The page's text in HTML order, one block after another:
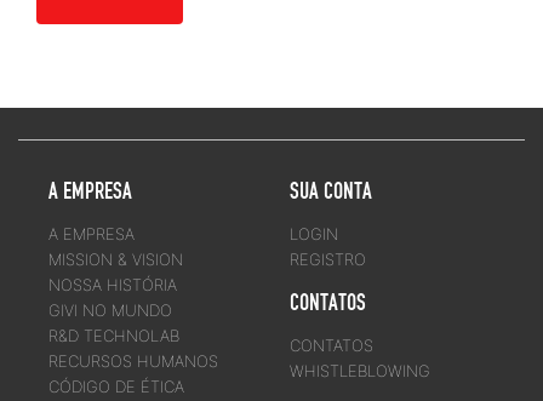
A EMPRESA
A EMPRESA
MISSION & VISION
NOSSA HISTÓRIA
GIVI NO MUNDO
R&D TECHNOLAB
RECURSOS HUMANOS
CÓDIGO DE ÉTICA
SUA CONTA
LOGIN
REGISTRO
CONTATOS
CONTATOS
WHISTLEBLOWING